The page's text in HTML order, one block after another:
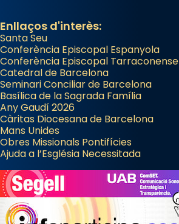
Enllaços d'interès:
Santa Seu
Conferència Episcopal Espanyola
Conferència Episcopal Tarraconense
Catedral de Barcelona
Seminari Conciliar de Barcelona
Basílica de la Sagrada Família
Any Gaudí 2026
Càritas Diocesana de Barcelona
Mans Unides
Obres Missionals Pontifícies
Ajuda a l’Església Necessitada